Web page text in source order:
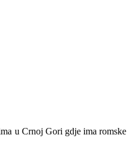
u Crnoj Gori gdje ima romske